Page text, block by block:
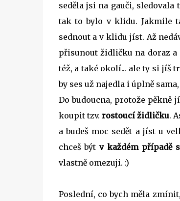
seděla jsi na gauči,
tak to bylo v klidu. Jakmile
sednout a v klidu jíst. Až
přisunout židličku na doraz a
též, a také okolí... ale ty si jíš
by ses už najedla i úplně
Do budoucna, protože
koupit tzv. rostoucí židličku.
a budeš moc sedět a jíst u
chceš býtv každém případě
vlastně omezuji. :)
Poslední, co bych měla